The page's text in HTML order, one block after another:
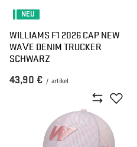
NEU
WILLIAMS F1 2026 CAP NEW
WAVE DENIM TRUCKER
SCHWARZ
43,90 € / artikel